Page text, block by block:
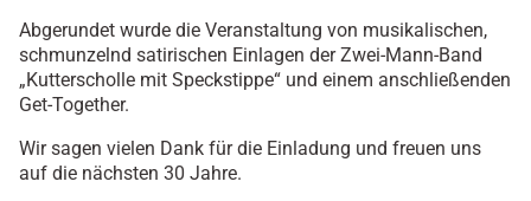
Abgerundet wurde die Veranstaltung von musikalischen,
schmunzelnd satirischen Einlagen der Zwei-Mann-Band
„Kutterscholle mit Speckstippe“ und einem anschließenden
Get-Together.
Wir sagen vielen Dank für die Einladung und freuen uns
auf die nächsten 30 Jahre.